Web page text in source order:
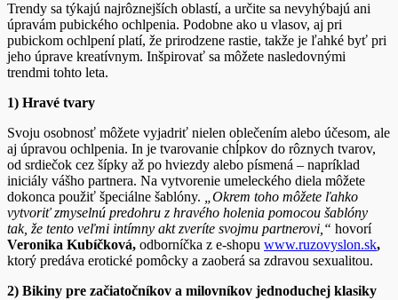
Trendy sa týkajú najrôznejších oblastí, a určite sa nevyhýbajú ani
úpravám pubického ochlpenia. Podobne ako u vlasov, aj pri
pubickom ochlpení platí, že prirodzene rastie, takže je ľahké byť pri
jeho úprave kreatívnym. Inšpirovať sa môžete nasledovnými
trendmi tohto leta.
1) Hravé tvary
Svoju osobnosť môžete vyjadriť nielen oblečením alebo účesom, ale
aj úpravou ochlpenia. In je tvarovanie chĺpkov do rôznych tvarov,
od srdiečok cez šípky až po hviezdy alebo písmená – napríklad
iniciály vášho partnera. Na vytvorenie umeleckého diela môžete
dokonca použiť špeciálne šablóny.
„Okrem toho môžete ľahko
vytvoriť zmyselnú predohru z hravého holenia pomocou šablóny
tak, že tento veľmi intímny akt zveríte svojmu partnerovi,“ hovorí
Veronika Kubíčková, odborníčka z e-shopu www.ruzovyslon.sk,
ktorý predáva erotické pomôcky a zaoberá sa zdravou sexualitou.
2) Bikiny pre začiatočníkov a milovníkov jednoduchej klasiky